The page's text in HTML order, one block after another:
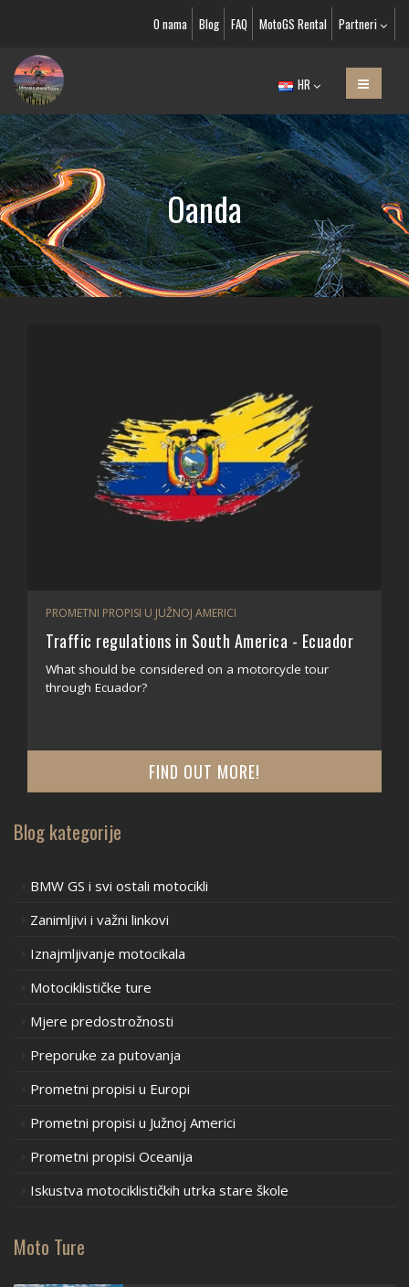
O nama Blog FAQ MotoGS Rental Partneri
HR
Oanda
PROMETNI PROPISI U JUŽNOJ AMERICI
Traffic regulations in South America - Ecuador
What should be considered on a motorcycle tour
through Ecuador?
FIND OUT MORE!
Blog kategorije
BMW GS i svi ostali motocikli
Zanimljivi i važni linkovi
Iznajmljivanje motocikala
Motociklističke ture
Mjere predostrožnosti
Preporuke za putovanja
Prometni propisi u Europi
Prometni propisi u Južnoj Americi
Prometni propisi Oceanija
Iskustva motociklističkih utrka stare škole
Moto Ture